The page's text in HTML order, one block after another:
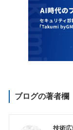
ブログの著者欄
技術